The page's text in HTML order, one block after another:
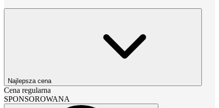
Najlepsza cena
Cena regularna
SPONSOROWANA